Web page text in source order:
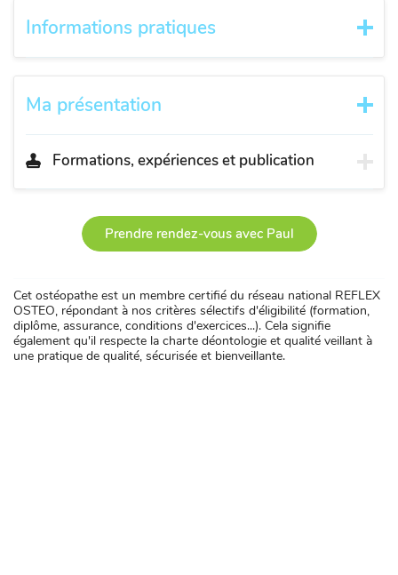
Informations pratiques
Ma présentation
Formations, expériences et publication
Prendre rendez-vous avec Paul
Cet ostéopathe est un membre certifié du réseau national REFLEX
OSTEO, répondant à nos critères sélectifs d'éligibilité (formation,
diplôme, assurance, conditions d'exercices...). Cela signifie
également qu'il respecte la charte déontologie et qualité veillant à
une pratique de qualité, sécurisée et bienveillante.